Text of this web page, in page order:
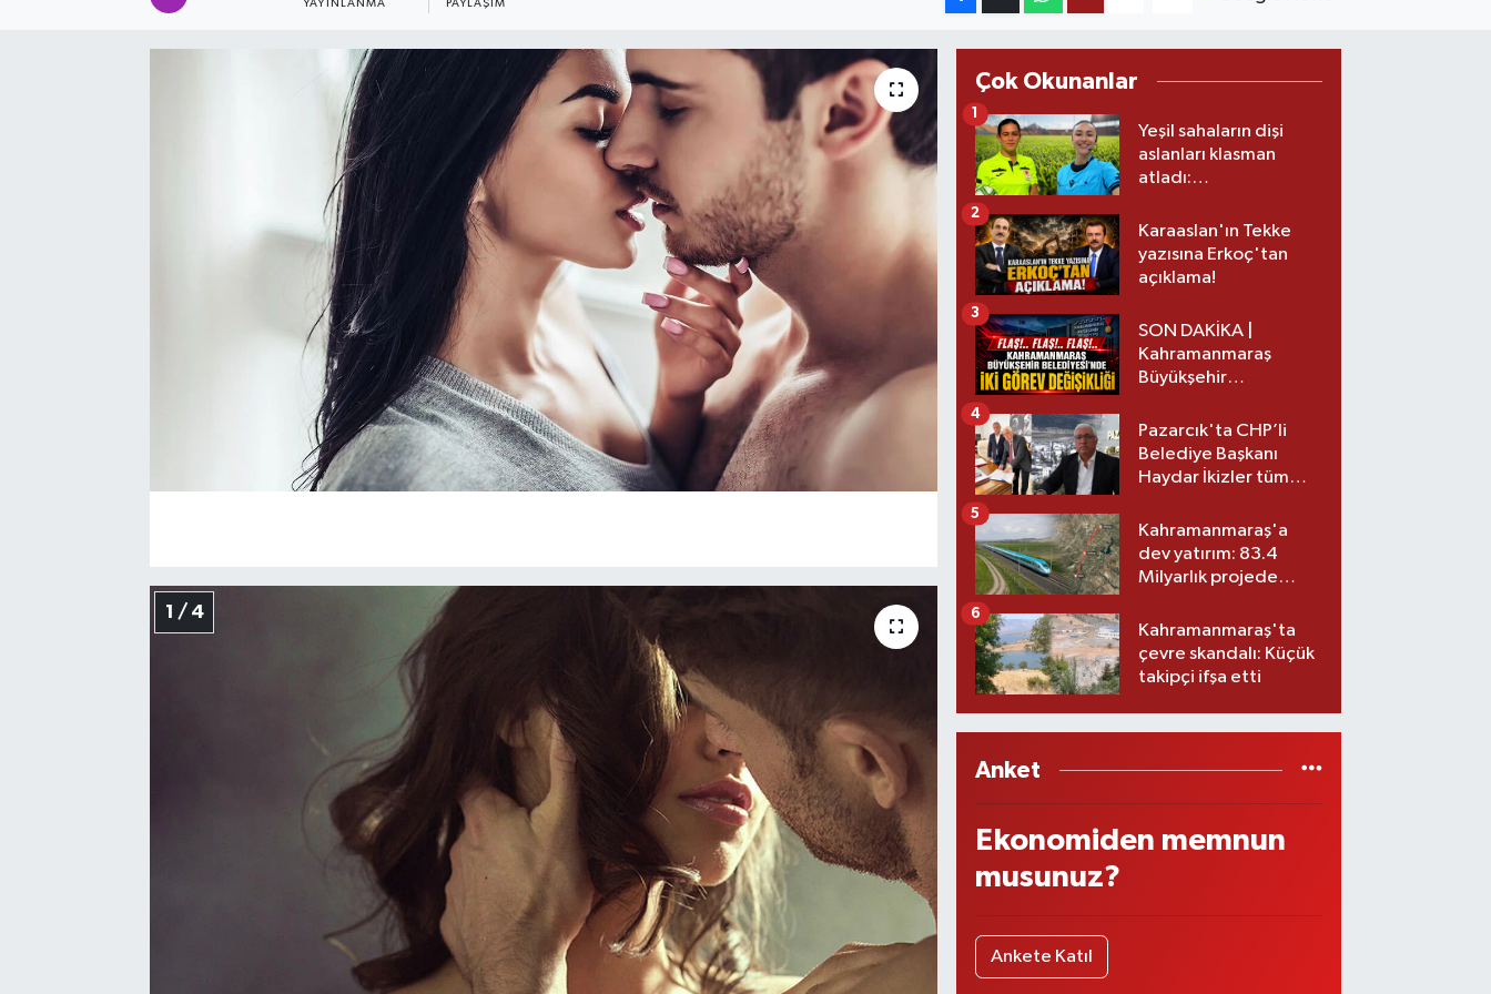
YAYINLANMA PAYLAŞIM
1 / 4
Çok Okunanlar
Yeşil sahaların dişi
aslanları klasman
atladı:
üst lige iki transfer!
1
Karaaslan'ın Tekke
yazısına Erkoç'tan
açıklama!
2
SON DAKİKA |
Kahramanmaraş
Büyükşehir
görev değişikliği!
3
Pazarcık'ta CHP’li
Belediye Başkanı
Haydar İkizler tüm
yeni partisi
4
Kahramanmaraş'a
dev yatırım: 83.4
Milyarlık projede
5
Kahramanmaraş'ta
çevre skandalı: Küçük
takipçi ifşa etti
6
Anket
Ekonomiden memnun
musunuz?
Ankete Katıl
OTOMOTİV